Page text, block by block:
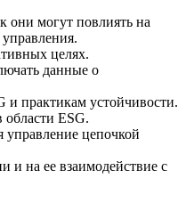
они могут повлиять на
целях.
данные о
и практикам устойчивости.
ESG.
управление цепочкой
и на ее взаимодействие с